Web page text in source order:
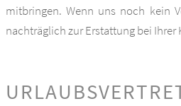
mitbringen. Wenn uns noch kein
nachträglich zur Erstattung bei Ihrer